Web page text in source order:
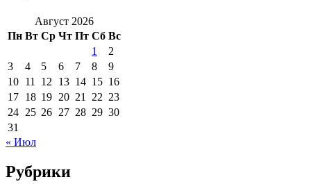
Август 2026
Пн Вт Ср Чт Пт Сб Вс
1
2
3
4 5 6 7 8
9
10 11 12 13 14 15 16
17 18 19 20 21 22 23
24 25 26 27 28 29 30
31
« Июл
Рубрики